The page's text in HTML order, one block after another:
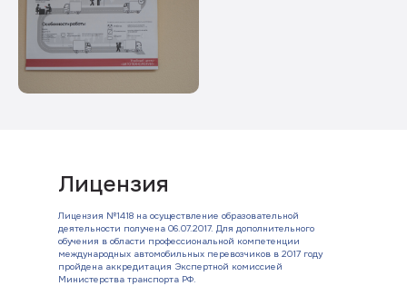
Лицензия №1418 на осуществление образовательной
деятельности получена 06.07.2017. Для дополнительного
обучения в области профессиональной компетенции
международных автомобильных перевозчиков в 2017 году
пройдена аккредитация Экспертной комиссией
Министерства транспорта РФ.
Лицензия